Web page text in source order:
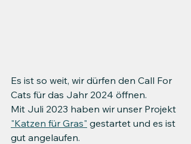
Es ist so weit, wir dürfen den Call For
Cats für das Jahr 2024 öffnen.
Mit Juli 2023 haben wir unser Projekt
"Katzen für Gras" gestartet und es ist
gut angelaufen.